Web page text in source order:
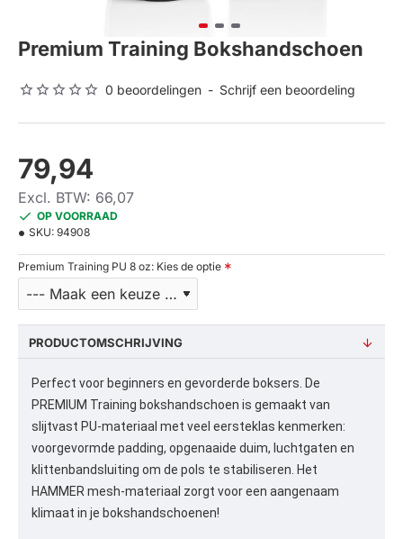
Premium Training Bokshandschoen
0 beoordelingen - Schrijf een beoordeling
79,94
Excl. BTW: 66,07
OP VOORRAAD
SKU: 94908
Premium Training PU 8 oz: Kies de optie
PRODUCTOMSCHRIJVING
Perfect voor beginners en gevorderde boksers. De
PREMIUM Training bokshandschoen is gemaakt van
slijtvast PU-materiaal met veel eersteklas kenmerken:
voorgevormde padding, opgenaaide duim, luchtgaten en
klittenbandsluiting om de pols te stabiliseren. Het
HAMMER mesh-materiaal zorgt voor een aangenaam
klimaat in je bokshandschoenen!